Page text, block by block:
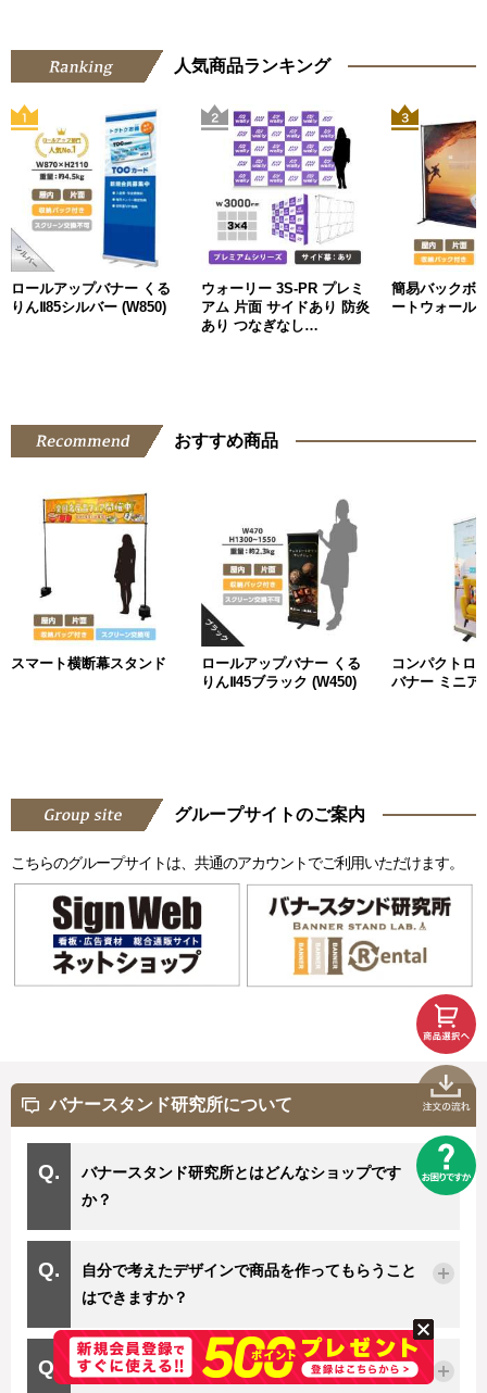
人気商品ランキング
ロールアップバナー くる
りんⅡ85シルバー (W850)
ウォーリー 3S-PR プレミ
アム 片面 サイドあり 防炎
あり つなぎなし
簡易バックボ
ートウォー
おすすめ商品
スマート横断幕スタンド
ロールアップバナー くる
りんⅡ45ブラック (W450)
コンパクトロ
バナー ミニア
グループサイトのご案内
こちらのグループサイトは、共通のアカウントでご利用いただけます。
バナースタンド研究所について
バナースタンド研究所とはどんなショップです
か？
自分で考えたデザインで商品を作ってもらうこと
はできますか？
注文の流れを教えてください。